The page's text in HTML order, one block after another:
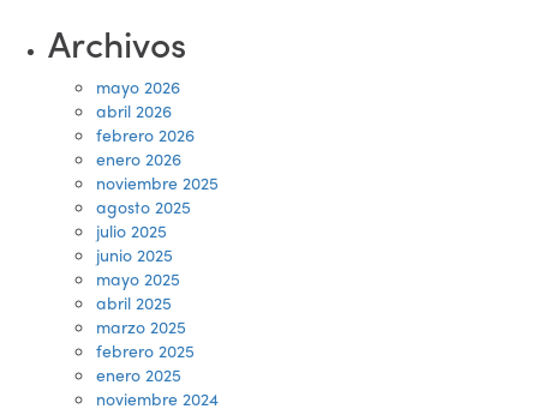
Archivos
mayo 2026
abril 2026
febrero 2026
enero 2026
noviembre 2025
agosto 2025
julio 2025
junio 2025
mayo 2025
abril 2025
marzo 2025
febrero 2025
enero 2025
noviembre 2024